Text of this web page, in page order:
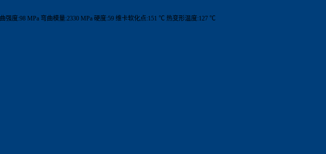
强度:98 MPa 弯曲模量:2330 MPa 硬度:59 维卡软化点:151 ℃ 热变形温度:127 ℃